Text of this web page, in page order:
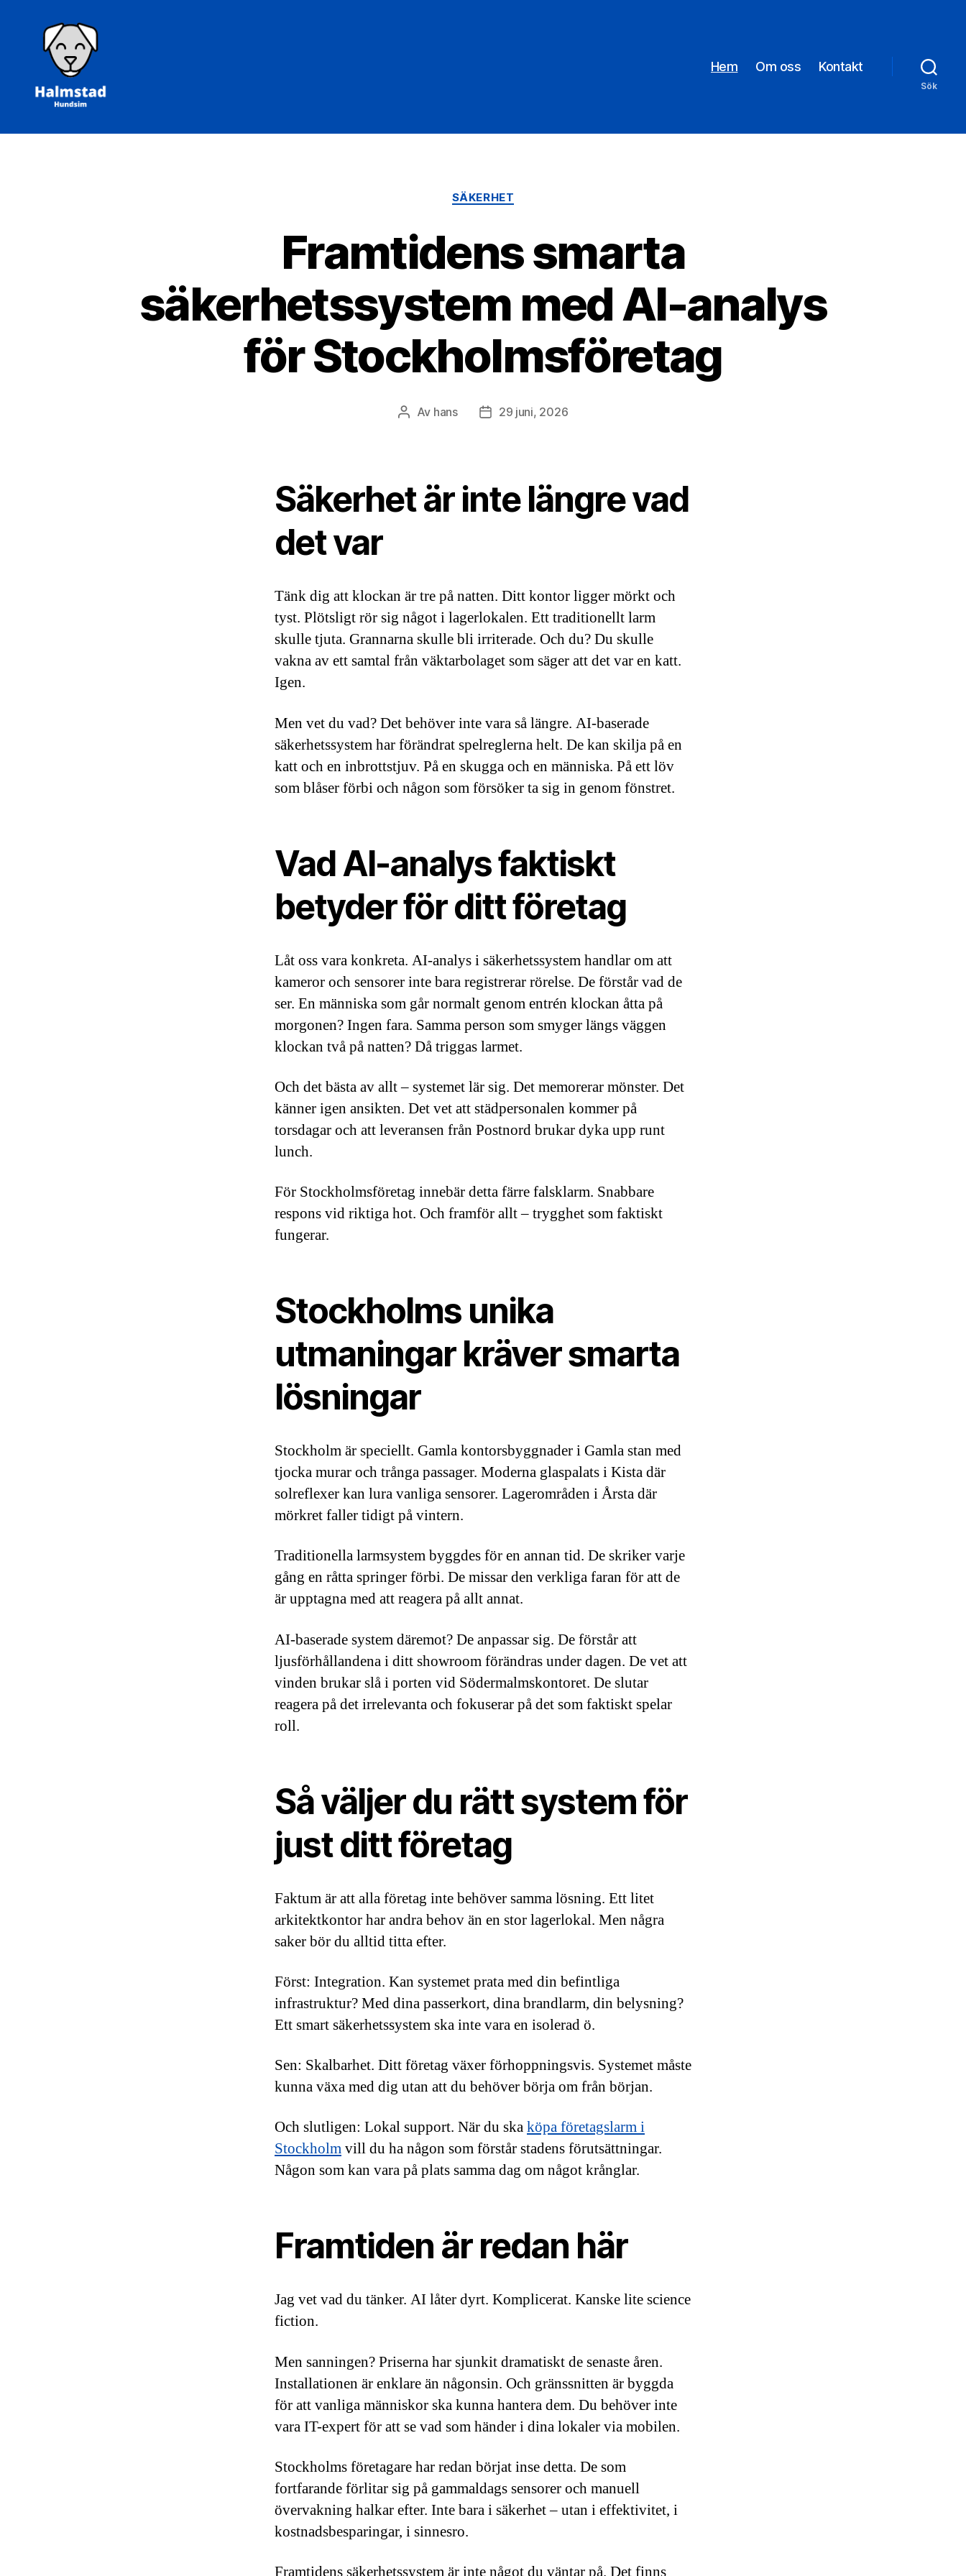
Halmstad
Hem Om oss Kontakt
Sök
Kategorier
SÄKERHET
Framtidens smarta
säkerhetssystem med AI-analys
för Stockholmsföretag
Inläggsförfattare
Av hans Inläggsdatum
29 juni, 2026
Säkerhet är inte längre vad
det var
Tänk dig att klockan är tre på natten. Ditt kontor ligger mörkt och
tyst. Plötsligt rör sig något i lagerlokalen. Ett traditionellt larm
skulle tjuta. Grannarna skulle bli irriterade. Och du? Du skulle
vakna av ett samtal från väktarbolaget som säger att det var en katt.
Igen.
Men vet du vad? Det behöver inte vara så längre. AI-baserade
säkerhetssystem har förändrat spelreglerna helt. De kan skilja på en
katt och en inbrottstjuv. På en skugga och en människa. På ett löv
som blåser förbi och någon som försöker ta sig in genom fönstret.
Vad AI-analys faktiskt
betyder för ditt företag
Låt oss vara konkreta. AI-analys i säkerhetssystem handlar om att
kameror och sensorer inte bara registrerar rörelse. De förstår vad de
ser. En människa som går normalt genom entrén klockan åtta på
morgonen? Ingen fara. Samma person som smyger längs väggen
klockan två på natten? Då triggas larmet.
Och det bästa av allt – systemet lär sig. Det memorerar mönster. Det
känner igen ansikten. Det vet att städpersonalen kommer på
torsdagar och att leveransen från Postnord brukar dyka upp runt
lunch.
För Stockholmsföretag innebär detta färre falsklarm. Snabbare
respons vid riktiga hot. Och framför allt – trygghet som faktiskt
fungerar.
Stockholms unika
utmaningar kräver smarta
lösningar
Stockholm är speciellt. Gamla kontorsbyggnader i Gamla stan med
tjocka murar och trånga passager. Moderna glaspalats i Kista där
solreflexer kan lura vanliga sensorer. Lagerområden i Årsta där
mörkret faller tidigt på vintern.
Traditionella larmsystem byggdes för en annan tid. De skriker varje
gång en råtta springer förbi. De missar den verkliga faran för att de
är upptagna med att reagera på allt annat.
AI-baserade system däremot? De anpassar sig. De förstår att
ljusförhållandena i ditt showroom förändras under dagen. De vet att
vinden brukar slå i porten vid Södermalmskontoret. De slutar
reagera på det irrelevanta och fokuserar på det som faktiskt spelar
roll.
Så väljer du rätt system för
just ditt företag
Faktum är att alla företag inte behöver samma lösning. Ett litet
arkitektkontor har andra behov än en stor lagerlokal. Men några
saker bör du alltid titta efter.
Först: Integration. Kan systemet prata med din befintliga
infrastruktur? Med dina passerkort, dina brandlarm, din belysning?
Ett smart säkerhetssystem ska inte vara en isolerad ö.
Sen: Skalbarhet. Ditt företag växer förhoppningsvis. Systemet måste
kunna växa med dig utan att du behöver börja om från början.
Och slutligen: Lokal support. När du skaköpa företagslarm i
Stockholmvill du ha någon som förstår stadens förutsättningar.
Någon som kan vara på plats samma dag om något krånglar.
Framtiden är redan här
Jag vet vad du tänker. AI låter dyrt. Komplicerat. Kanske lite science
fiction.
Men sanningen? Priserna har sjunkit dramatiskt de senaste åren.
Installationen är enklare än någonsin. Och gränssnitten är byggda
för att vanliga människor ska kunna hantera dem. Du behöver inte
vara IT-expert för att se vad som händer i dina lokaler via mobilen.
Stockholms företagare har redan börjat inse detta. De som
fortfarande förlitar sig på gammaldags sensorer och manuell
övervakning halkar efter. Inte bara i säkerhet – utan i effektivitet, i
kostnadsbesparingar, i sinnesro.